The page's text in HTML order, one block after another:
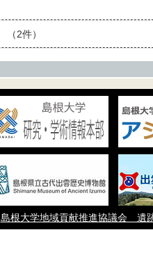
（2件）
島根大学地域貢献推進協議会 遺